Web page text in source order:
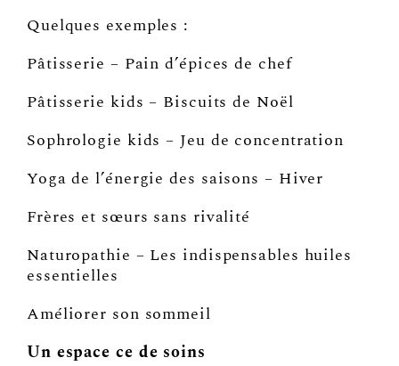
Quelques exemples :
Pâtisserie – Pain d’épices de chef
Pâtisserie kids – Biscuits de Noël
Sophrologie kids – Jeu de concentration
Yoga de l’énergie des saisons – Hiver
Frères et sœurs sans rivalité
Naturopathie – Les indispensables huiles
essentielles
Améliorer son sommeil
Un espace ce de soins